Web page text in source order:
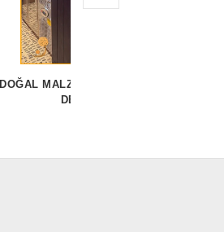
DOĞAL MALZEMELERLE CAFE
DEKORU